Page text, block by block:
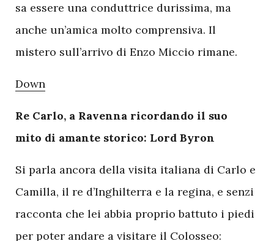
sa essere una conduttrice durissima, ma
anche un’amica molto comprensiva. Il
mistero sull’arrivo di Enzo Miccio rimane.
Down
Re Carlo, a Ravenna ricordando il suo
mito di amante storico: Lord Byron
Si parla ancora della visita italiana di Carlo e
Camilla, il re d’Inghilterra e la regina, e senzi
racconta che lei abbia proprio battuto i piedi
per poter andare a visitare il Colosseo: